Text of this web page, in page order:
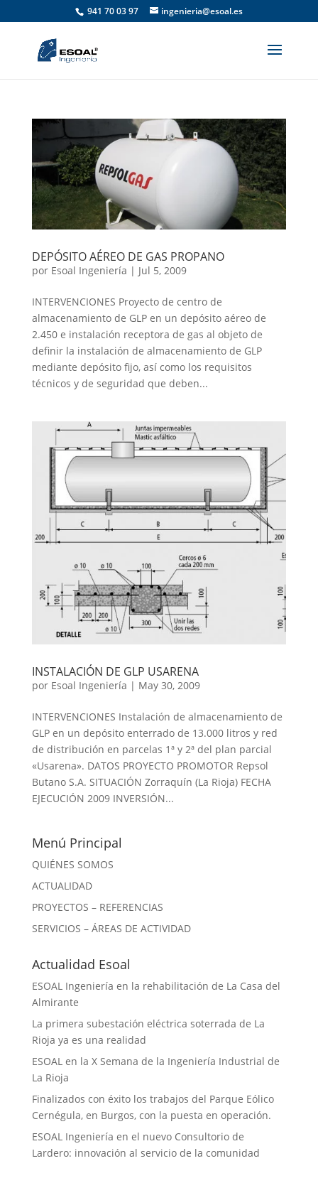
941 70 03 97 ingenieria@esoal.es
DEPÓSITO AÉREO DE GAS PROPANO
por Esoal Ingeniería | Jul 5, 2009
INTERVENCIONES Proyecto de centro de
almacenamiento de GLP en un depósito aéreo de
2.450 e instalación receptora de gas al objeto de
definir la instalación de almacenamiento de GLP
mediante depósito fijo, así como los requisitos
técnicos y de seguridad que deben...
INSTALACIÓN DE GLP USARENA
por Esoal Ingeniería | May 30, 2009
INTERVENCIONES Instalación de almacenamiento de
GLP en un depósito enterrado de 13.000 litros y red
de distribución en parcelas 1ª y 2ª del plan parcial
«Usarena». DATOS PROYECTO PROMOTOR Repsol
Butano S.A. SITUACIÓN Zorraquín (La Rioja) FECHA
EJECUCIÓN 2009 INVERSIÓN...
Menú Principal
QUIÉNES SOMOS
ACTUALIDAD
PROYECTOS – REFERENCIAS
SERVICIOS – ÁREAS DE ACTIVIDAD
Actualidad Esoal
ESOAL Ingeniería en la rehabilitación de La Casa del
Almirante
La primera subestación eléctrica soterrada de La
Rioja ya es una realidad
ESOAL en la X Semana de la Ingeniería Industrial de
La Rioja
Finalizados con éxito los trabajos del Parque Eólico
Cernégula, en Burgos, con la puesta en operación.
ESOAL Ingeniería en el nuevo Consultorio de
Lardero: innovación al servicio de la comunidad